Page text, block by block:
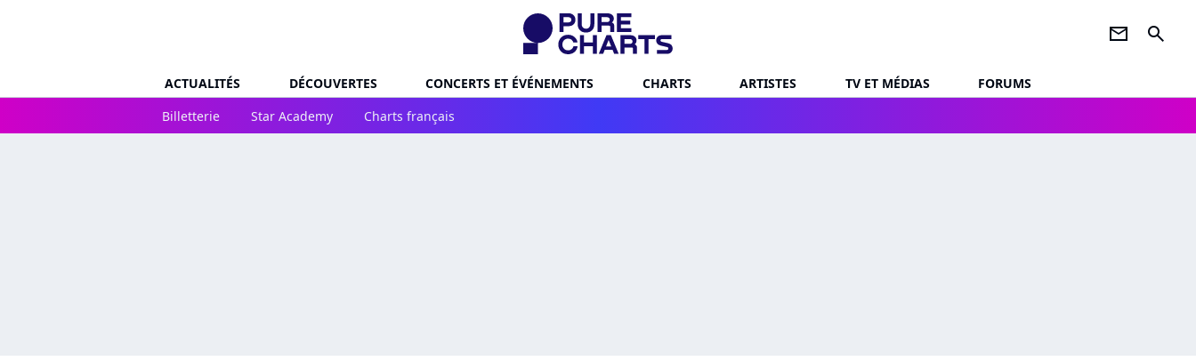
newsletter search
ACTUALITÉS DÉCOUVERTES CONCERTS ET ÉVÉNEMENTS CHARTS ARTISTES TV ET MÉDIAS
FORUMS
Billetterie
Star Academy Charts français